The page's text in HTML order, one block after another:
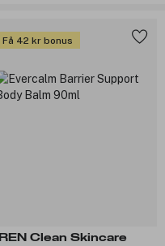
Få 42 kr bonus
REN Clean Skincare